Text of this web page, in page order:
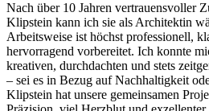
Nach über 10 Jahren vertrauensvoller
Klipstein kann ich sie als Architektin
Arbeitsweise ist höchst professionell,
hervorragend vorbereitet. Ich konnte
kreativen, durchdachten und stets
– sei es in Bezug auf Nachhaltigkeit
Klipstein hat unsere gemeinsamen